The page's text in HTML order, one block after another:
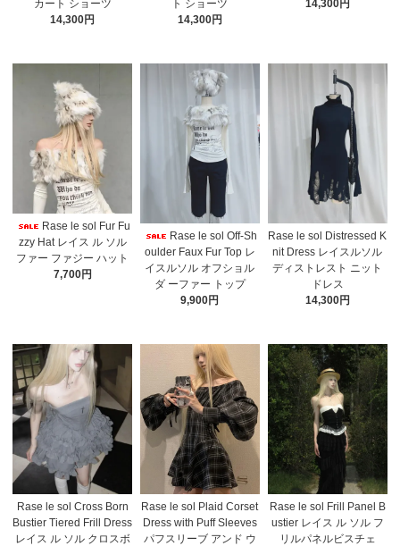
カート ショーツ
14,300円
ト ショーツ
14,300円
14,300円
Rase le sol Fur Fu
zzy Hat レイス ル ソル
ファー ファジー ハット
7,700円
Rase le sol Off-Sh
oulder Faux Fur Top レ
イスルソル オフショル
ダ ーファー トップ
9,900円
Rase le sol Distressed K
nit Dress レイスルソル
ディストレスト ニット
ドレス
14,300円
Rase le sol Cross Born
Bustier Tiered Frill Dress
レイス ル ソル クロスボ
Rase le sol Plaid Corset
Dress with Puff Sleeves
パフスリーブ アンド ウ
Rase le sol Frill Panel B
ustier レイス ル ソル フ
リルパネルビスチェ